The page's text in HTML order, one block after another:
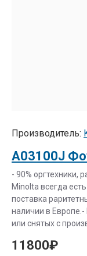
Производитель:
- 90% оргтехники,
Minolta всегда
поставка
наличии в
или снятых с
11800₽